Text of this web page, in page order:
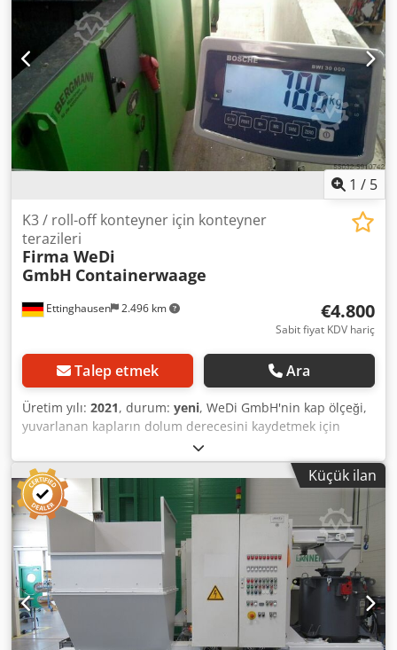
1 / 5
Ettinghausen 2.496 km
K3 / roll-off konteyner için konteyner
terazileri
Firma WeDi
GmbH Containerwaage
€4.800
Sabit fiyat KDV hariç
Talep etmek Ara
Üretim yılı: 2021, durum: yeni, WeDi GmbH'nin kap ölçeği,
yuvarlanan kapların dolum derecesini kaydetmek için
kullanılır. 10 mm kalınlığında çelik plakalardan yapılmış
1000 mm x 400 mm x 160 mm 2 adet sürme rampasından
oluşur. takviye plakaları ve payandaların yanı sıra yanal
merkezleme rayı ve sabitleme deliklerine sahip uç
durdurma. 1 adet ağırlık çubuğu 100 mm x 100 mm,
uzunluk 2.300 mm, U-profil olarak tasarım, 10 mm
kalınlıkta, yük hücrelerini sabitlemek için delikli. 1 adet
tartı kirişi 100 mm x 100 mm x 1.400 mm uzunluk, U-profil
olarak tasarım, 10 mm kalınlık, yük hücrelerinin
sabitlenmesi için delikli, dahil. 10 mm çelikten yapılmış
destek plakası, tartı kirişinin yanal yönlendirmesi için 10
Küçük ilan